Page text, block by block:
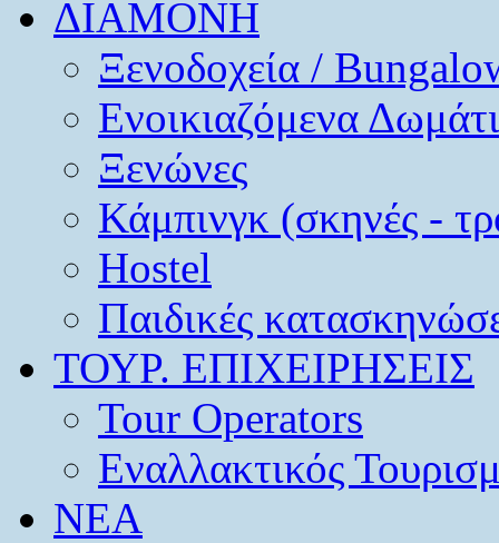
ΔΙΑΜΟΝΗ
Ξενοδοχεία /
Ενοικιαζόμενα
Ξενώνες
Κάμπινγκ (σκηνές -
Hostel
Παιδικές
ΤΟΥΡ. ΕΠΙΧΕΙΡΗΣΕΙΣ
Tour Operators
Εναλλακτικός
ΝΕΑ